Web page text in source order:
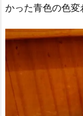
かった青色の色変